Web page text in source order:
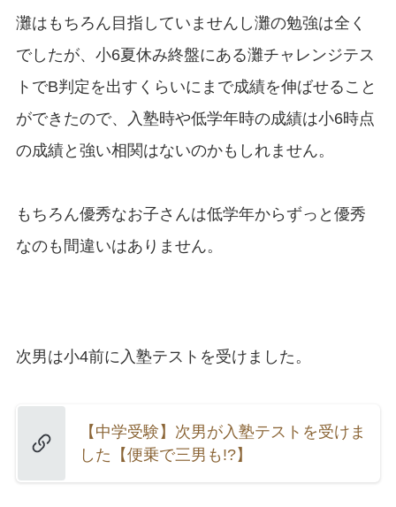
灘はもちろん目指していませんし灘の勉強は全く
でしたが、小6夏休み終盤にある灘チャレンジテス
トでB判定を出すくらいにまで成績を伸ばせること
ができたので、入塾時や低学年時の成績は小6時点
の成績と強い相関はないのかもしれません。
もちろん優秀なお子さんは低学年からずっと優秀
なのも間違いはありません。
次男は小4前に入塾テストを受けました。
【中学受験】次男が入塾テストを受けま
した【便乗で三男も!?】